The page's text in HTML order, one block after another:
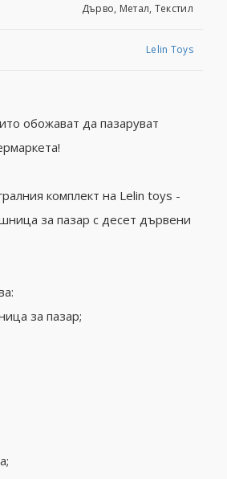
Дърво, Метал, Текстил
Lelin Toys
обожават да пазаруват
комплект на Lelin toys -
за пазар с десет дървени
за пазар;